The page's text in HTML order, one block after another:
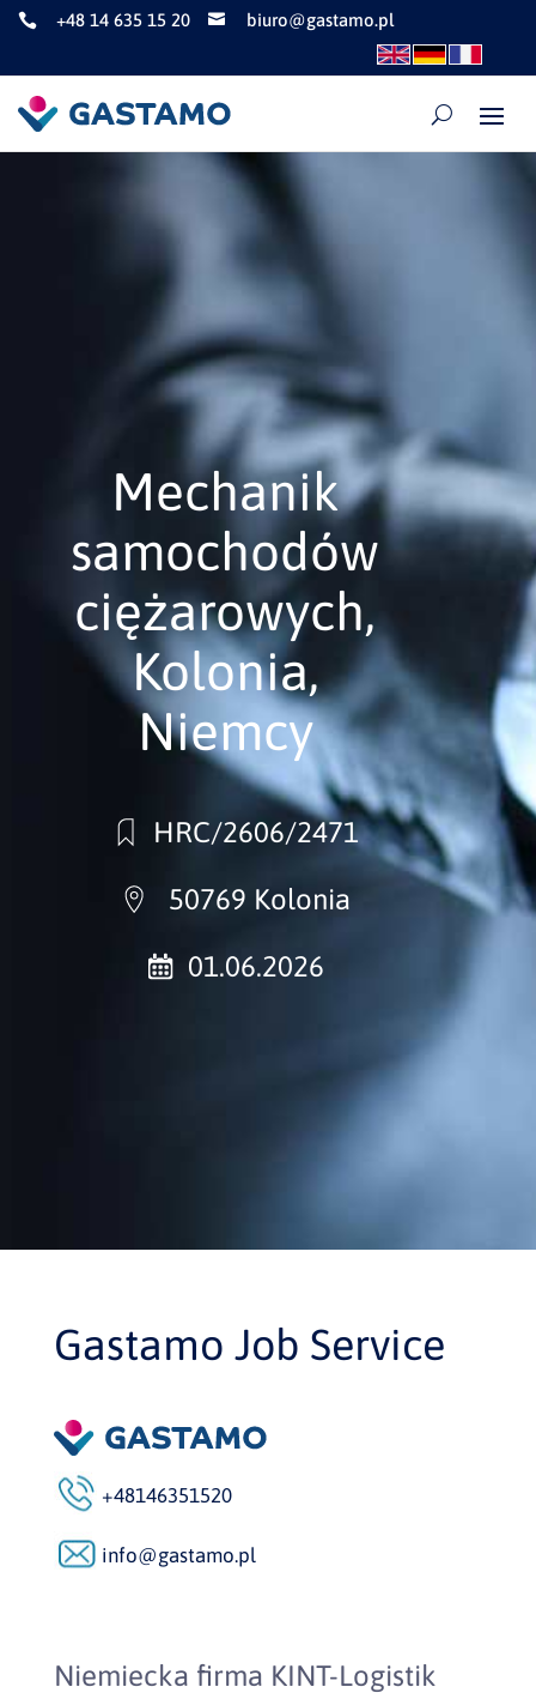
 +48 14 635 15 20  biuro@gastamo.pl
Mechanik
samochodów
ciężarowych,
Kolonia,
Niemcy
HRC/2606/2471
50769 Kolonia
01.06.2026
Gastamo Job Service
+48146351520
info@gastamo.pl
Niemiecka firma KINT-Logistik